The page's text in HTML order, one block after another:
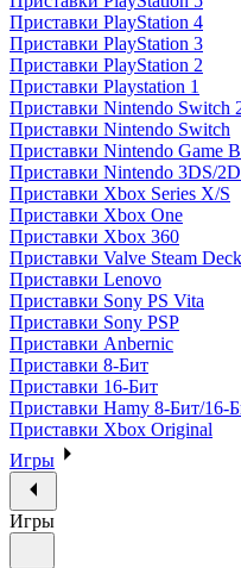
Приставки PlayStation 4
Приставки PlayStation 3
Приставки PlayStation 2
Приставки Playstation 1
Приставки Nintendo Switch
Приставки Nintendo Switch
Приставки Nintendo Game
Приставки Nintendo 3DS/
Приставки Xbox Series X/S
Приставки Xbox One
Приставки Xbox 360
Приставки Valve Steam Deck
Приставки Lenovo
Приставки Sony PS Vita
Приставки Sony PSP
Приставки Anbernic
Приставки 8-Бит
Приставки 16-Бит
Приставки Hamy 8-Бит/16-
Приставки Xbox Original
Игры
Игры